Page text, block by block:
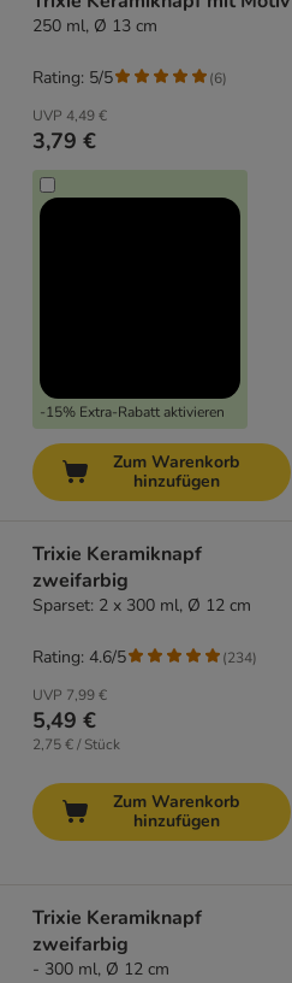
250 ml, Ø 13 cm
UVP 4,49 €
3,79 €
-15% Extra-Rabatt aktivieren
Rating: 5/5 (6)
Zum Warenkorb
hinzufügen
Trixie Keramiknapf
zweifarbig
Sparset: 2 x 300 ml, Ø 12 cm
UVP 7,99 €
5,49 €
2,75 € / Stück
Rating: 4.6/5 (234)
Zum Warenkorb
hinzufügen
Trixie Keramiknapf
zweifarbig
- 300 ml, Ø 12 cm